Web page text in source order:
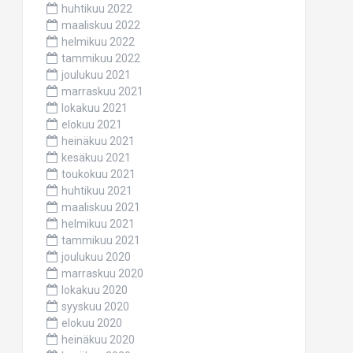
huhtikuu 2022
maaliskuu 2022
helmikuu 2022
tammikuu 2022
joulukuu 2021
marraskuu 2021
lokakuu 2021
elokuu 2021
heinäkuu 2021
kesäkuu 2021
toukokuu 2021
huhtikuu 2021
maaliskuu 2021
helmikuu 2021
tammikuu 2021
joulukuu 2020
marraskuu 2020
lokakuu 2020
syyskuu 2020
elokuu 2020
heinäkuu 2020